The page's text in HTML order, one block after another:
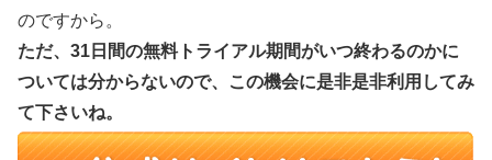
のですから。
ただ、31日間の無料トライアル期間がいつ終わるのかに
ついては分からないので、この機会に是非是非利用してみ
て下さいね。